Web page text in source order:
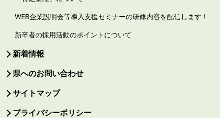
WEB企業説明会等導入支援セミナーの研修内容を配信します！
新卒者の採用活動のポイントについて
新着情報
県へのお問い合わせ
サイトマップ
プライバシーポリシー